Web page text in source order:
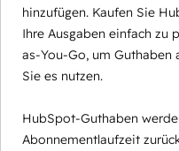
hinzufügen. Kaufen Sie
Ihre Ausgaben einfach zu
as-You-Go, um Guthaben
Sie es nutzen.
HubSpot-Guthaben
Abonnementlaufzeit